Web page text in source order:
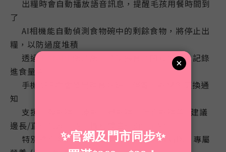
出糧時會自動播放語音訊息，提醒毛孩用餐時間到
了
AI相機能自動偵測食物碗中的剩餘食物，將停止出
糧，以防過度堆積
透過 隨時隨地控制餵食時間和份量、記錄
進食量
手機APP亦會彈出糧食短缺、停電、乾燥劑更換通
知
支援一般乾糧
建議
邊長/直徑1.2cm內、圓柱體直徑9mm內
特別適合多貓家庭、轉糧過渡期、挑食貓咪
、專屬